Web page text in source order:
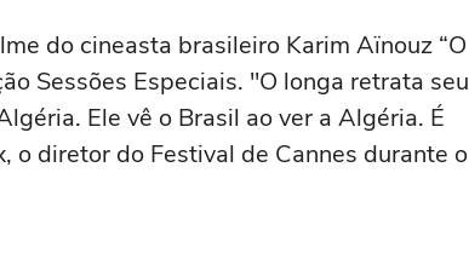
do cineasta brasileiro Karim Aïnouz “O
Sessões Especiais. "O longa retrata seu
Ele vê o Brasil ao ver a Algéria. É
o diretor do Festival de Cannes durante o